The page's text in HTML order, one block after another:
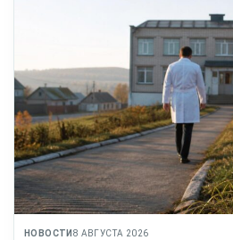
НОВОСТИ 8 АВГУСТА 2026